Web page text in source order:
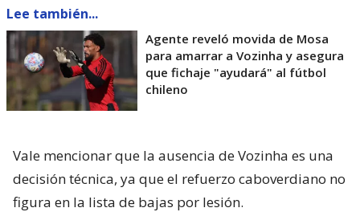
Lee también...
Agente reveló movida de Mosa
para amarrar a Vozinha y asegura
que fichaje "ayudará" al fútbol
chileno
Vale mencionar que la ausencia de Vozinha es una
decisión técnica, ya que el refuerzo caboverdiano no
figura en la lista de bajas por lesión.